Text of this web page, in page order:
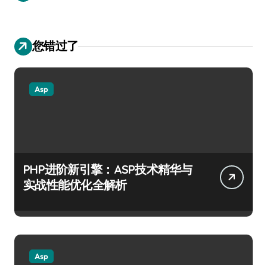
您错过了
Asp
PHP进阶新引擎：ASP技术精华与
实战性能优化全解析
Asp